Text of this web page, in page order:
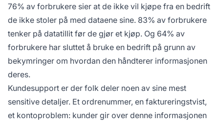
76% av forbrukere sier at de ikke vil kjøpe fra en bedrift
de ikke stoler på med dataene sine. 83% av forbrukere
tenker på datatillit før de gjør et kjøp. Og 64% av
forbrukere har sluttet å bruke en bedrift på grunn av
bekymringer om hvordan den håndterer informasjonen
deres.
Kundesupport er der folk deler noen av sine mest
sensitive detaljer. Et ordrenummer, en faktureringstvist,
et kontoproblem: kunder gir over denne informasjonen